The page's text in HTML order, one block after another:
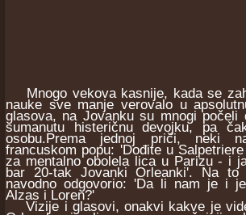
Mnogo vekova kasnije, kada se
nauke sve manje verovalo u
glasova, na Jovanku su mnogi počeli
sumanutu histeričnu devojku, pa
osobu.Prema jednoj priči, neki
francuskom popu: 'Dođite u
za mentalno obolela lica u Parizu - i
bar 20-tak Jovanki Orleanki'. Na
navodno odgovorio: 'Da li nam je i
Alzas i Loren?'
Vizije i glasovi, onakvi kakve je